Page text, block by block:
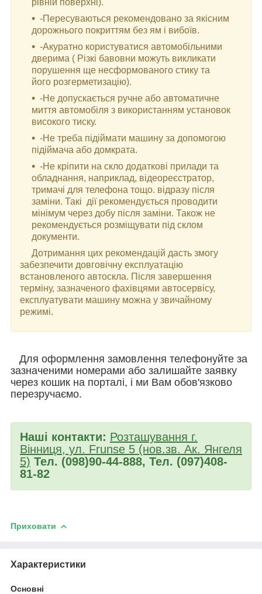
рівній поверхні).
-Пересуваються рекомендовано за якісним
дорожнього покриттям без ям і вибоїв.
-Акуратно користуватися автомобільними
дверима ( Різкі бавовни можуть викликати
порушення ще несформованого стику та
його розгерметизацію).
-Не допускається ручне або автоматичне
миття автомобіля з використанням установок
високого тиску.
-Не треба підіймати машину за допомогою
підіймача або домкрата.
-Не кріпити на скло додаткові прилади та
обладнання, наприклад, відеореєстратор,
тримачі для телефона тощо. відразу після
заміни. Такі дії рекомендується проводити
мінімум через добу після заміни. Також не
рекомендується розміщувати під склом
документи.
Дотримання цих рекомендацій дасть змогу
забезпечити довговічну експлуатацію
встановленого автоскла. Після завершення
терміну, зазначеного фахівцями автосервісу,
експлуатувати машину можна у звичайному
режимі.
Для оформлення замовлення телефонуйте за
зазначеними номерами або залишайте заявку
через кошик на порталі, і ми Вам обов'язково
перезручаємо.
Наші контакти: Розташування г.
Вінниця, ул. Frunse 5 (нов.зв. Ак. Янгеля
5) Тел. (098)90-44-888, Тел. (097)408-
81-82
Приховати
Характеристики
Основні